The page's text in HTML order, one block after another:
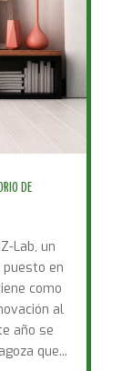
DE
Lab, un
en
como
al
año se
que...